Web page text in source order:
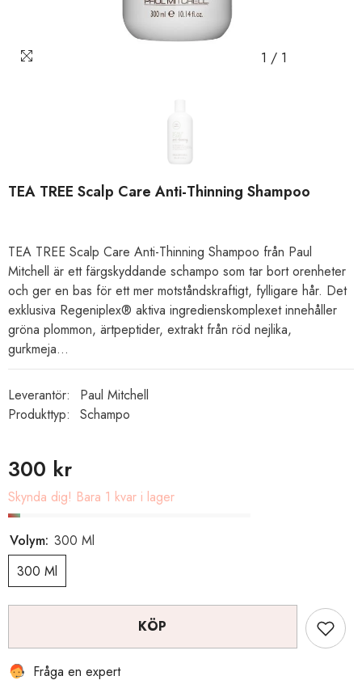
1 / 1
TEA TREE Scalp Care Anti-Thinning Shampoo
TEA TREE Scalp Care Anti-Thinning Shampoo från Paul
Mitchell är ett färgskyddande schampo som tar bort orenheter
och ger en bas för ett mer motståndskraftigt, fylligare hår. Det
exklusiva Regeniplex® aktiva ingredienskomplexet innehåller
gröna plommon, ärtpeptider, extrakt från röd nejlika,
gurkmeja...
Leverantör:
Paul Mitchell
Produkttyp:
Schampo
300 kr
Skynda dig! Bara 1 kvar i lager
Volym: 300 Ml
300 Ml
KÖP
Fråga en expert